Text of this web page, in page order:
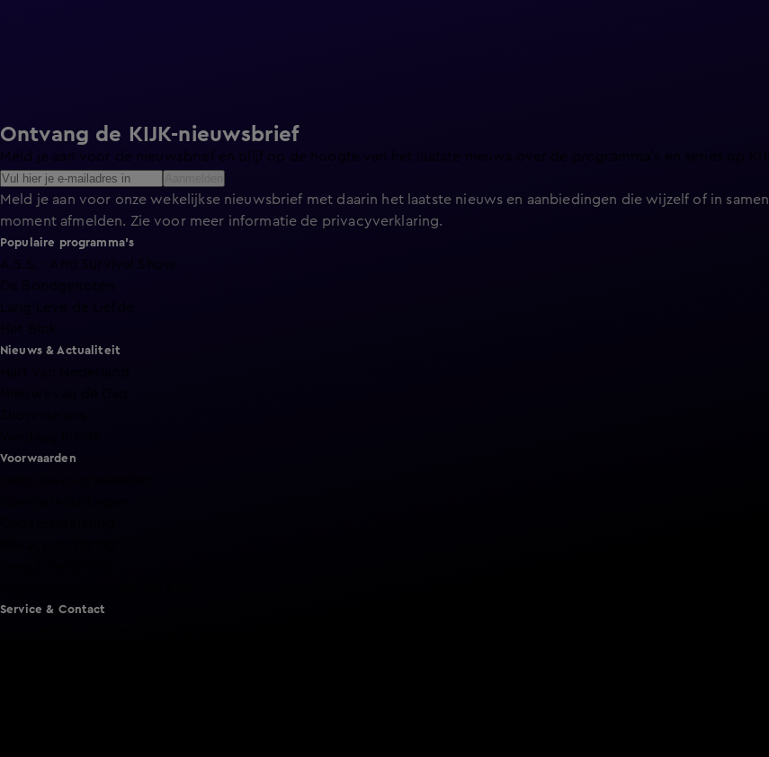
Ontvang de KIJK-nieuwsbrief
Meld je aan voor de nieuwsbrief en blijf op de hoogte van het laatste nieuws over de programma’s en series op
Meld je aan voor onze wekelijkse nieuwsbrief met daarin het laatste nieuws en aanbiedingen die wijzelf of in
moment afmelden. Zie voor meer informatie de privacyverklaring.
Populaire programma's
Nieuws & Actualiteit
Voorwaarden
Service & Contact